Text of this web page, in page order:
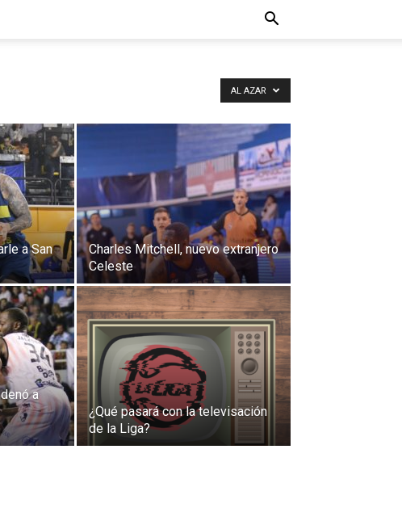
AL AZAR
a San
Charles Mitchell, nuevo extranjero
Celeste
a
¿Qué pasará con la televisación
de la Liga?